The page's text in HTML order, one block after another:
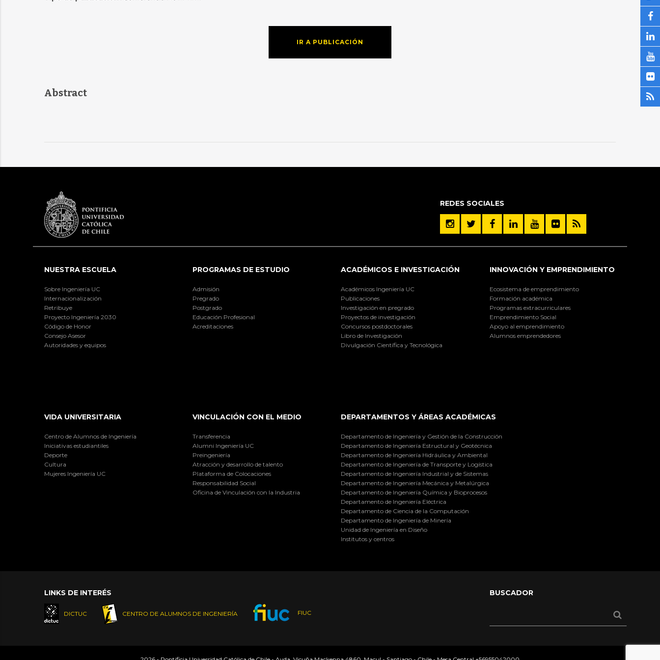
IR A PUBLICACIÓN
Abstract
REDES SOCIALES
NUESTRA ESCUELA
Sobre Ingeniería UC
Internacionalización
Retribuye
Proyecto Ingeniería 2030
Código de Honor
Consejo Asesor
Autoridades y equipos
PROGRAMAS DE ESTUDIO
Admisión
Pregrado
Postgrado
Educación Profesional
Acreditaciones
ACADÉMICOS E INVESTIGACIÓN
Académicos Ingeniería UC
Publicaciones
Investigación en pregrado
Proyectos de investigación
Concursos postdoctorales
Libro de Investigación
Divulgación Científica y Tecnológica
INNOVACIÓN Y EMPRENDIMIENTO
Ecosistema de emprendimiento
Formación académica
Programas extracurriculares
Emprendimiento Social
Apoyo al emprendimiento
Alumnos emprendedores
VIDA UNIVERSITARIA
Centro de Alumnos de Ingeniería
Iniciativas estudiantiles
Deporte
Cultura
Mujeres Ingeniería UC
VINCULACIÓN CON EL MEDIO
Transferencia
Alumni Ingeniería UC
Preingeniería
Atracción y desarrollo de talento
Plataforma de Colocaciones
Responsabilidad Social
Oficina de Vinculación con la Industria
DEPARTAMENTOS Y ÁREAS ACADÉMICAS
Departamento de Ingeniería y Gestión de la Construcción
Departamento de Ingeniería Estructural y Geotécnica
Departamento de Ingeniería Hidráulica y Ambiental
Departamento de Ingeniería de Transporte y Logística
Departamento de Ingeniería Industrial y de Sistemas
Departamento de Ingeniería Mecánica y Metalúrgica
Departamento de Ingeniería Química y Bioprocesos
Departamento de Ingeniería Eléctrica
Departamento de Ciencia de la Computación
Departamento de Ingeniería de Minería
Unidad de Ingeniería en Diseño
Institutos y centros
LINKS DE INTERÉS
DICTUC CENTRO DE ALUMNOS DE INGENIERÍA FIUC
BUSCADOR